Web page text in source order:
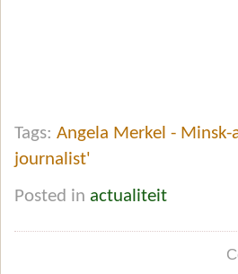
Tags: Angela Merkel - Minsk-
journalist'
Posted in actualiteit